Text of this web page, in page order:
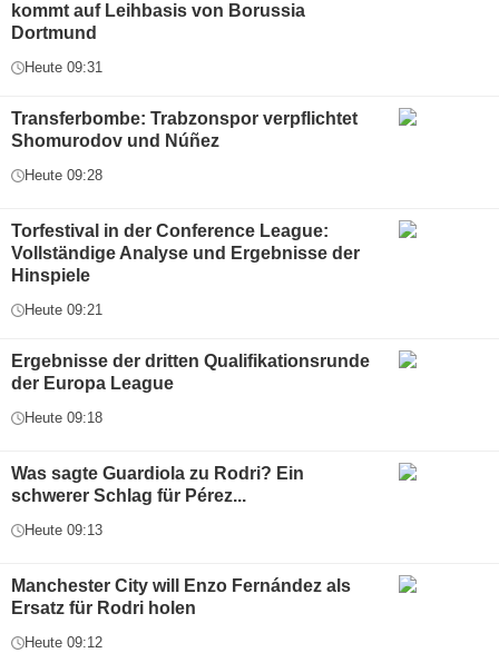
kommt auf Leihbasis von Borussia
Dortmund
Heute 09:31
Transferbombe: Trabzonspor verpflichtet
Shomurodov und Núñez
Heute 09:28
Torfestival in der Conference League:
Vollständige Analyse und Ergebnisse der
Hinspiele
Heute 09:21
Ergebnisse der dritten Qualifikationsrunde
der Europa League
Heute 09:18
Was sagte Guardiola zu Rodri? Ein
schwerer Schlag für Pérez...
Heute 09:13
Manchester City will Enzo Fernández als
Ersatz für Rodri holen
Heute 09:12